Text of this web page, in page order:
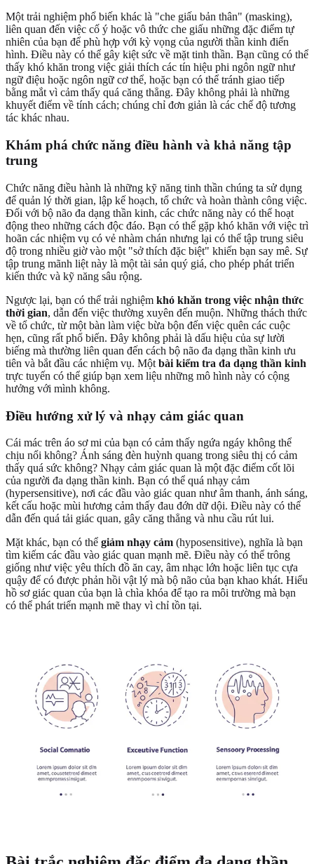
Một trải nghiệm phổ biến khác là "che giấu bản thân" (masking),
liên quan đến việc cố ý hoặc vô thức che giấu những đặc điểm tự
nhiên của bạn để phù hợp với kỳ vọng của người thần kinh điển
hình. Điều này có thể gây kiệt sức về mặt tinh thần. Bạn cũng có thể
thấy khó khăn trong việc giải thích các tín hiệu phi ngôn ngữ như
ngữ điệu hoặc ngôn ngữ cơ thể, hoặc bạn có thể tránh giao tiếp
bằng mắt vì cảm thấy quá căng thẳng. Đây không phải là những
khuyết điểm về tính cách; chúng chỉ đơn giản là các chế độ tương
tác khác nhau.
Khám phá chức năng điều hành và khả năng tập
trung
Chức năng điều hành là những kỹ năng tinh thần chúng ta sử dụng
để quản lý thời gian, lập kế hoạch, tổ chức và hoàn thành công việc.
Đối với bộ não đa dạng thần kinh, các chức năng này có thể hoạt
động theo những cách độc đáo. Bạn có thể gặp khó khăn với việc trì
hoãn các nhiệm vụ có vẻ nhàm chán nhưng lại có thể tập trung siêu
độ trong nhiều giờ vào một "sở thích đặc biệt" khiến bạn say mê. Sự
tập trung mãnh liệt này là một tài sản quý giá, cho phép phát triển
kiến thức và kỹ năng sâu rộng.
Ngược lại, bạn có thể trải nghiệm khó khăn trong việc nhận thức
thời gian, dẫn đến việc thường xuyên đến muộn. Những thách thức
về tổ chức, từ một bàn làm việc bừa bộn đến việc quên các cuộc
hẹn, cũng rất phổ biến. Đây không phải là dấu hiệu của sự lười
biếng mà thường liên quan đến cách bộ não đa dạng thần kinh ưu
tiên và bắt đầu các nhiệm vụ. Một bài kiểm tra đa dạng thần kinh
trực tuyến có thể giúp bạn xem liệu những mô hình này có cộng
hưởng với mình không.
Điều hướng xử lý và nhạy cảm giác quan
Cái mác trên áo sơ mi của bạn có cảm thấy ngứa ngáy không thể
chịu nổi không? Ánh sáng đèn huỳnh quang trong siêu thị có cảm
thấy quá sức không? Nhạy cảm giác quan là một đặc điểm cốt lõi
của người đa dạng thần kinh. Bạn có thể quá nhạy cảm
(hypersensitive), nơi các đầu vào giác quan như âm thanh, ánh sáng,
kết cấu hoặc mùi hương cảm thấy đau đớn dữ dội. Điều này có thể
dẫn đến quá tải giác quan, gây căng thẳng và nhu cầu rút lui.
Mặt khác, bạn có thể giảm nhạy cảm (hyposensitive), nghĩa là bạn
tìm kiếm các đầu vào giác quan mạnh mẽ. Điều này có thể trông
giống như việc yêu thích đồ ăn cay, âm nhạc lớn hoặc liên tục cựa
quậy để có được phản hồi vật lý mà bộ não của bạn khao khát. Hiểu
hồ sơ giác quan của bạn là chìa khóa để tạo ra môi trường mà bạn
có thể phát triển mạnh mẽ thay vì chỉ tồn tại.